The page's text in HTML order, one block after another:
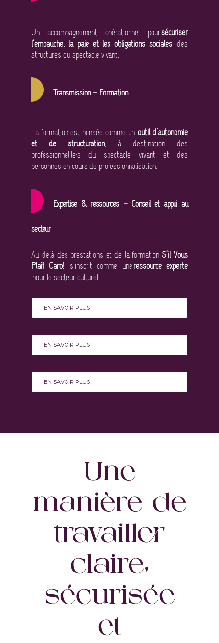
Un accompagnement opérationnel poursécuriser
l’embauche, la paie et les obligations sociales des
structures du spectacle vivant.
Transmission – Formation
La formation est pensée comme unoutil d’autonomie
et de structuration, à destination des
professionnel·le·s du spectacle vivant et des
personnes en cours de professionnalisation.
Expertise & ressources – Conseil et appui au
secteur
Au-delà des prestations et de la formation,S’il Vous
Plaît Caro! s’inscrit comme uneressource experte
pour le secteur culturel.
EN SAVOIR PLUS
EN SAVOIR PLUS
EN SAVOIR PLUS
Une
manière de
travailler
claire,
sécurisée
et